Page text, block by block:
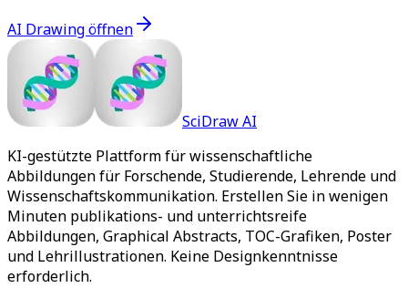
AI Drawing öffnen
SciDraw AI
KI-gestützte Plattform für wissenschaftliche
Abbildungen für Forschende, Studierende, Lehrende und
Wissenschaftskommunikation. Erstellen Sie in wenigen
Minuten publikations- und unterrichtsreife
Abbildungen, Graphical Abstracts, TOC-Grafiken, Poster
und Lehrillustrationen. Keine Designkenntnisse
erforderlich.